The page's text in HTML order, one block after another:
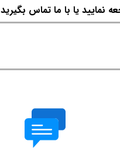
نمایید یا با ما تماس بگیرید